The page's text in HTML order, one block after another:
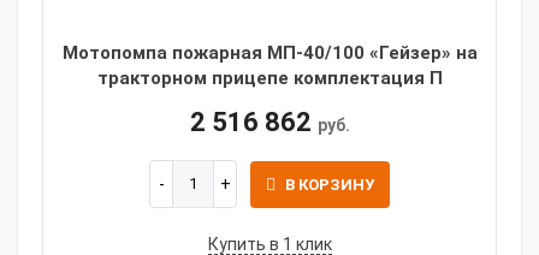
Мотопомпа пожарная МП-40/100 «Гейзер» на
тракторном прицепе комплектация П
2 516 862 руб.
В КОРЗИНУ
Купить в 1 клик